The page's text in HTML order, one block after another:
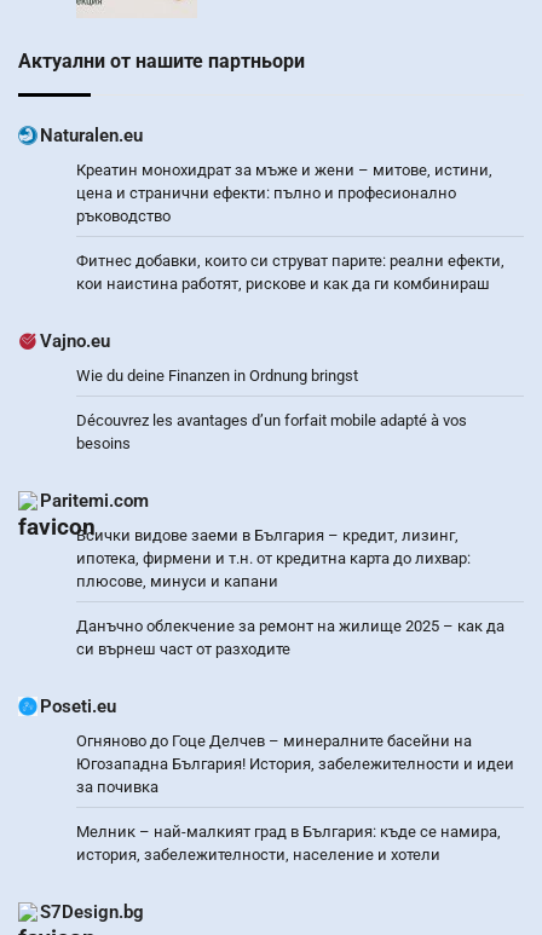
Актуални от нашите партньори
Naturalen.eu
Креатин монохидрат за мъже и жени – митове, истини,
цена и странични ефекти: пълно и професионално
ръководство
Фитнес добавки, които си струват парите: реални ефекти,
кои наистина работят, рискове и как да ги комбинираш
Vajno.eu
Wie du deine Finanzen in Ordnung bringst
Découvrez les avantages d’un forfait mobile adapté à vos
besoins
Paritemi.com
Всички видове заеми в България – кредит, лизинг,
ипотека, фирмени и т.н. от кредитна карта до лихвар:
плюсове, минуси и капани
Данъчно облекчение за ремонт на жилище 2025 – как да
си върнеш част от разходите
Poseti.eu
Огняново до Гоце Делчев – минералните басейни на
Югозападна България! История, забележителности и идеи
за почивка
Мелник – най-малкият град в България: къде се намира,
история, забележителности, население и хотели
S7Design.bg